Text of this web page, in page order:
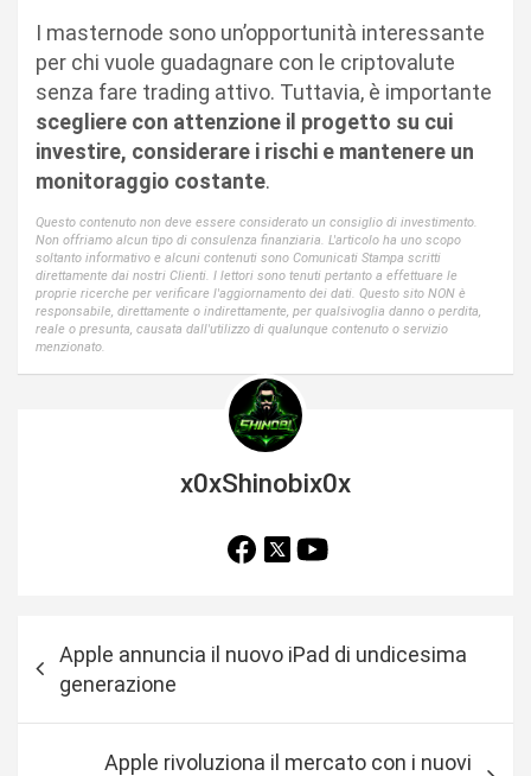
I masternode sono un’opportunità interessante
per chi vuole guadagnare con le criptovalute
senza fare trading attivo. Tuttavia, è importante
scegliere con attenzione il progetto su cui
investire, considerare i rischi e mantenere un
monitoraggio costante.
Questo contenuto non deve essere considerato un consiglio di investimento.
Non offriamo alcun tipo di consulenza finanziaria. L'articolo ha uno scopo
soltanto informativo e alcuni contenuti sono Comunicati Stampa scritti
direttamente dai nostri Clienti. I lettori sono tenuti pertanto a effettuare le
proprie ricerche per verificare l'aggiornamento dei dati. Questo sito NON è
responsabile, direttamente o indirettamente, per qualsivoglia danno o perdita,
reale o presunta, causata dall'utilizzo di qualunque contenuto o servizio
menzionato.
x0xShinobix0x
Apple annuncia il nuovo iPad di undicesima
generazione
Apple rivoluziona il mercato con i nuovi